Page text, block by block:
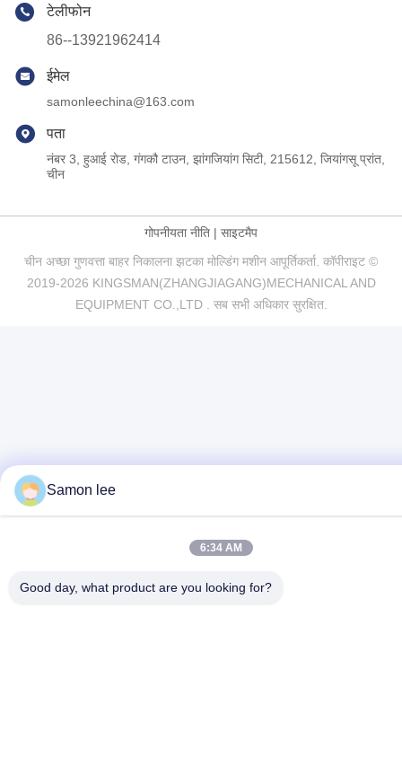
टेलीफोन
86--13921962414
ईमेल
samonleechina@163.com
पता
नंबर 3, हुआई रोड, गंगकौ टाउन, झांगजियांग सिटी, 215612, जियांगसू प्रांत,
चीन
गोपनीयता नीति | साइटमैप
चीन अच्छा गुणवत्ता बाहर निकालना झटका मोल्डिंग मशीन आपूर्तिकर्ता. कॉपीराइट ©
2019-2026 KINGSMAN(ZHANGJIAGANG)MECHANICAL AND
EQUIPMENT CO.,LTD . सब सभी अधिकार सुरक्षित.
Samon lee
6:34 AM
Good day, what product are you looking for?